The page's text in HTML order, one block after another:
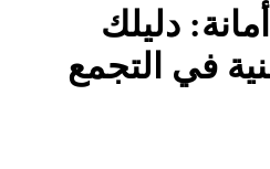
دليلك
في التجمع